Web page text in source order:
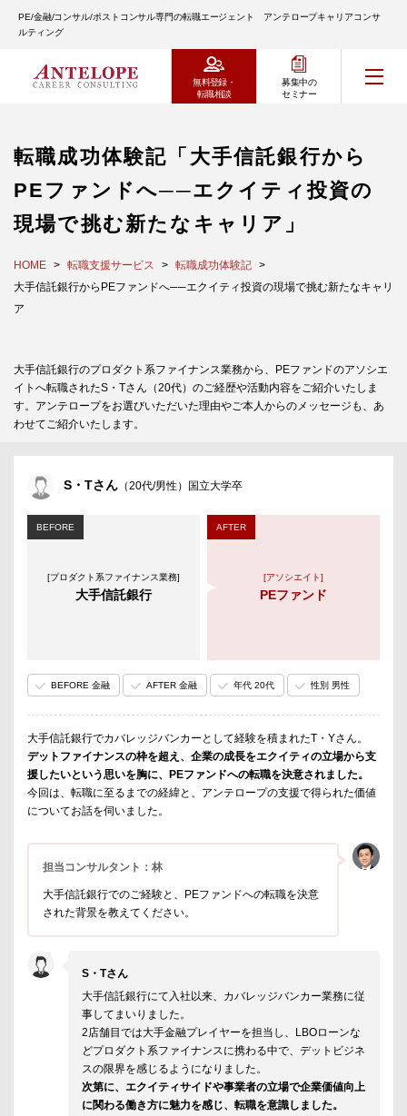
PE/金融/コンサル/ポストコンサル専門の転職エージェント アンテロープキャリアコンサ
ルティング
無料登録・
転職相談
募集中の
セミナー
転職成功体験記「大手信託銀行から
PEファンドへ──エクイティ投資の
現場で挑む新たなキャリア」
HOME 転職支援サービス
転職成功体験記
大手信託銀行からPEファンドへ──エクイティ投資の現場で挑む新たなキャリ
ア
大手信託銀行のプロダクト系ファイナンス業務から、PEファンドのアソシエ
イトへ転職されたS・Tさん（20代）のご経歴や活動内容をご紹介いたしま
す。アンテロープをお選びいただいた理由やご本人からのメッセージも、あ
わせてご紹介いたします。
S・Tさん （20代/男性）国立大学卒
BEFORE
[プロダクト系ファイナンス業務]
大手信託銀行
AFTER
[アソシエイト]
PEファンド
BEFORE 金融 AFTER 金融 年代 20代 性別 男性
大手信託銀行でカバレッジバンカーとして経験を積まれたT・Yさん。
デットファイナンスの枠を超え、企業の成長をエクイティの立場から支
援したいという思いを胸に、PEファンドへの転職を決意されました。
今回は、転職に至るまでの経緯と、アンテロープの支援で得られた価値
についてお話を伺いました。
担当コンサルタント：林
大手信託銀行でのご経験と、PEファンドへの転職を決意
された背景を教えてください。
S・Tさん
大手信託銀行にて入社以来、カバレッジバンカー業務に従
事してまいりました。
2店舗目では大手金融プレイヤーを担当し、LBOローンな
どプロダクト系ファイナンスに携わる中で、デットビジネ
スの限界を感じるようになりました。
次第に、エクイティサイドや事業者の立場で企業価値向上
に関わる働き方に魅力を感じ、転職を意識しました。